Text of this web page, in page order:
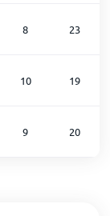
8 23
10 19
9 20